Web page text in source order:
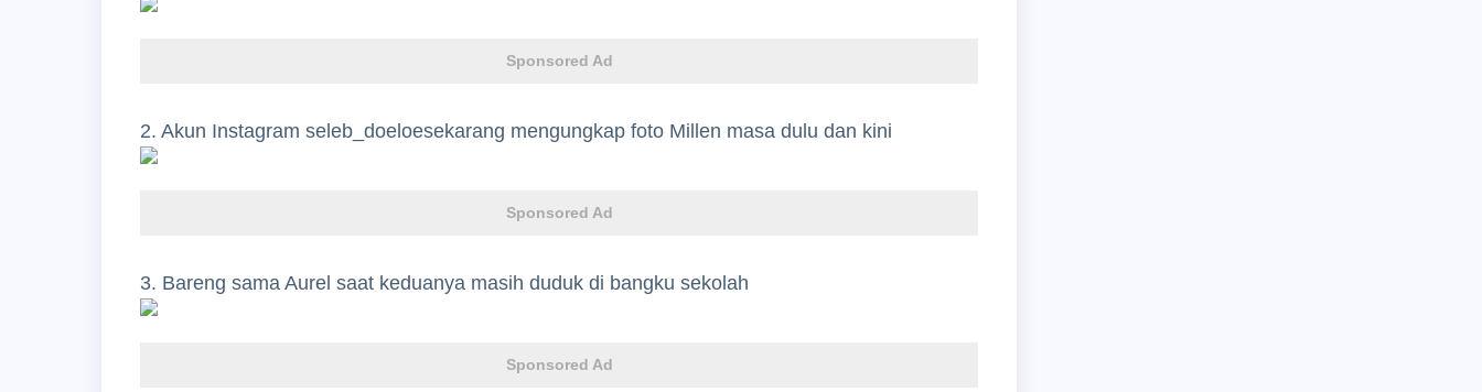
Sponsored Ad
2. Akun Instagram seleb_doeloesekarang mengungkap foto Millen masa dulu dan kini
Sponsored Ad
3. Bareng sama Aurel saat keduanya masih duduk di bangku sekolah
Sponsored Ad